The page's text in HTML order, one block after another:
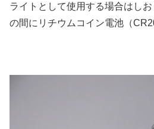
ライトとして使用する場合はし
の間にリチウムコイン電池（